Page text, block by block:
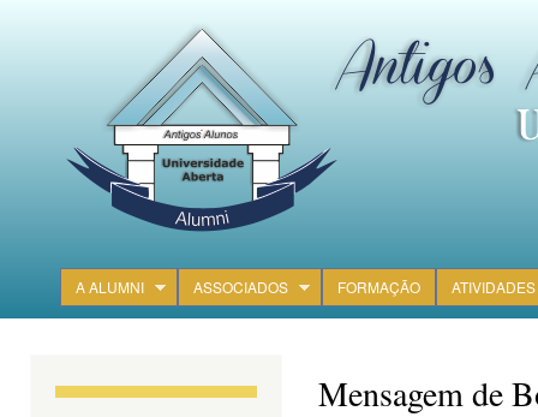
Main menu
A ALUMNI ASSOCIADOS FORMAÇÃO ATIVIDADES
Mensagem de